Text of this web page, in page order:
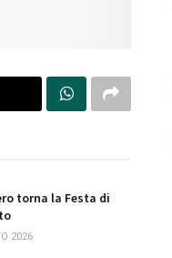
torna la Festa di
2026